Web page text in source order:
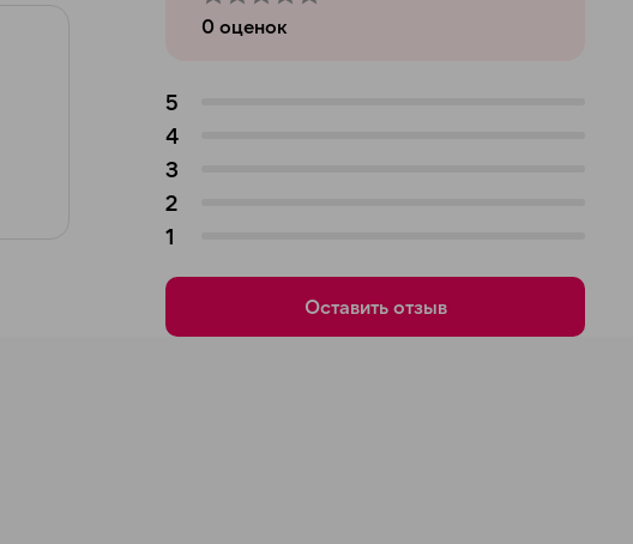
0 оценок
5
4
3
2
1
Оставить отзыв